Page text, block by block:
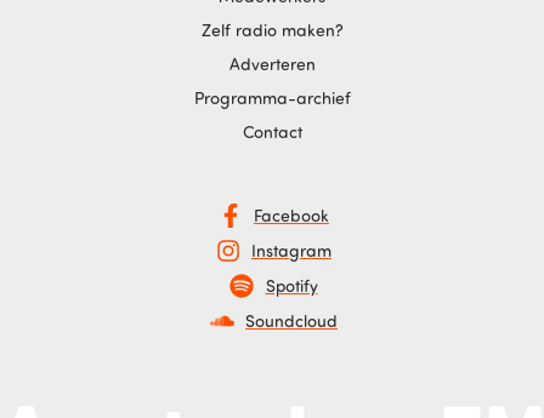
Zelf radio maken?
Adverteren
Programma-archief
Contact
Facebook
Instagram
Spotify
Soundcloud